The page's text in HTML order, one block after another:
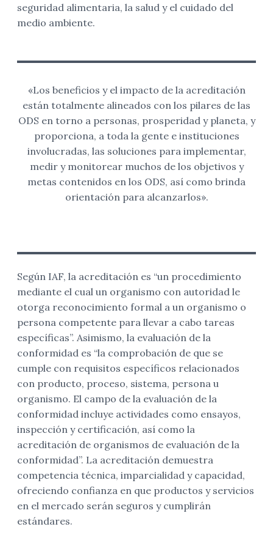
seguridad alimentaria, la salud y el cuidado del
medio ambiente.
«Los beneficios y el impacto de la acreditación
están totalmente alineados con los pilares de las
ODS en torno a personas, prosperidad y planeta, y
proporciona, a toda la gente e instituciones
involucradas, las soluciones para implementar,
medir y monitorear muchos de los objetivos y
metas contenidos en los ODS, así como brinda
orientación para alcanzarlos».
Según IAF, la acreditación es “un procedimiento
mediante el cual un organismo con autoridad le
otorga reconocimiento formal a un organismo o
persona competente para llevar a cabo tareas
específicas”. Asimismo, la evaluación de la
conformidad es “la comprobación de que se
cumple con requisitos específicos relacionados
con producto, proceso, sistema, persona u
organismo. El campo de la evaluación de la
conformidad incluye actividades como ensayos,
inspección y certificación, así como la
acreditación de organismos de evaluación de la
conformidad”. La acreditación demuestra
competencia técnica, imparcialidad y capacidad,
ofreciendo confianza en que productos y servicios
en el mercado serán seguros y cumplirán
estándares.